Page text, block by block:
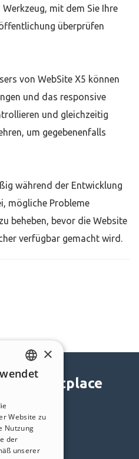
mit dem Sie Ihre
überprüfen
von WebSite X5 können
und das responsive
und gleichzeitig
um gegebenenfalls
während der Entwicklung
mögliche Probleme
beheben, bevor die Website
verfügbar gemacht wird.
Marketplace
Objekte
Credits
ENGLISH
GERMAN
SPANISH
×
Website zu
Nutzung
der
unserer